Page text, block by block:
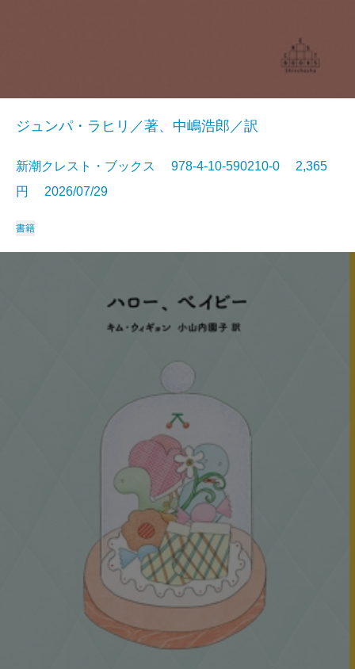
ジュンパ・ラヒリ／著、中嶋浩郎／訳
新潮クレスト・ブックス 978-4-10-590210-0 2,365
円 2026/07/29
書籍